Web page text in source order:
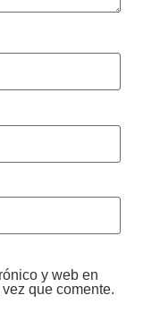
y web en
que comente.